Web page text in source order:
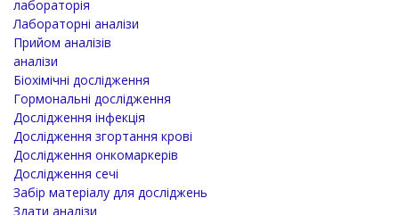
лабораторія
Лабораторні аналізи
Прийом аналізів
аналізи
Біохімічні дослідження
Гормональні дослідження
Дослідження інфекція
Дослідження згортання крові
Дослідження онкомаркерів
Дослідження сечі
Забір матеріалу для досліджень
Здати аналізи